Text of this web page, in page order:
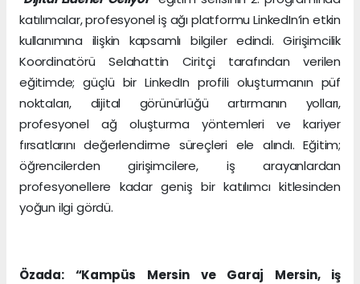
katılımcılar, profesyonel iş ağı platformu LinkedIn’in etkin
kullanımına ilişkin kapsamlı bilgiler edindi. Girişimcilik
Koordinatörü Selahattin Ciritçi tarafından verilen
eğitimde; güçlü bir LinkedIn profili oluşturmanın püf
noktaları, dijital görünürlüğü artırmanın yolları,
profesyonel ağ oluşturma yöntemleri ve kariyer
fırsatlarını değerlendirme süreçleri ele alındı. Eğitim;
öğrencilerden girişimcilere, iş arayanlardan
profesyonellere kadar geniş bir katılımcı kitlesinden
yoğun ilgi gördü.
Özada: “Kampüs Mersin ve Garaj Mersin, iş